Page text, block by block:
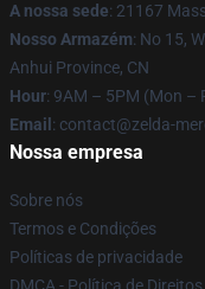
A nossa sede: 21167
Nosso Armazém: No 15,
Anhui Province, CN
Hour: 9AM – 5PM (Mon –
Email : contact@zelda-
Nossa empresa
Sobre nós
Termos e Condições
Políticas de privacidade